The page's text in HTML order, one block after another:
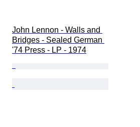
John Lennon - Walls and
Bridges - Sealed German
'74 Press - LP - 1974